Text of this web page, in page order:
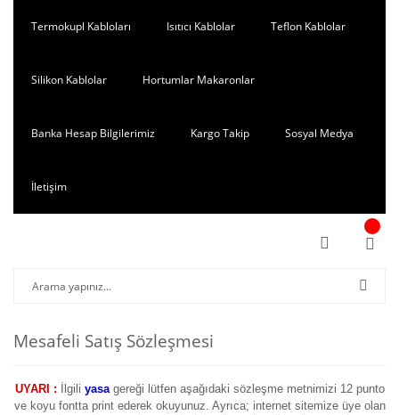
Termokupl Kabloları Isıtıcı Kablolar Teflon Kablolar
Silikon Kablolar Hortumlar Makaronlar
Banka Hesap Bilgilerimiz Kargo Takip Sosyal Medya
İletişim
Mesafeli Satış Sözleşmesi
UYARI : İlgili yasagereği lütfen aşağıdaki sözleşme metnimizi 12 punto
ve koyu fontta print ederek okuyunuz. Ayrıca; internet sitemize üye olan